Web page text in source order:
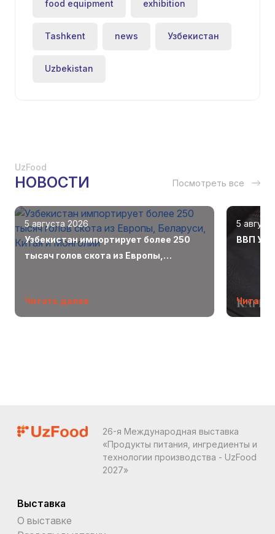
food equipment exhibition
Tashkent news Узбекистан
Uzbekistan
UzFood
НОВОСТИ Посмотреть все
5 августа 2026
Узбекистан импортирует более 250
тысяч голов скота из Европы,
Читать далее
5
ВВП
Читать
26-я Международная выставка
«Продукты питания, ингредиенты и
технологии производства - UzFood
2027»
Выставка
О выставке